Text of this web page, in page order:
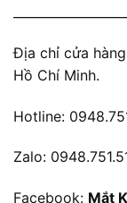
Địa chỉ cửa
Hồ Chí Minh.
Hotline:
Zalo:
Facebook: Mắt